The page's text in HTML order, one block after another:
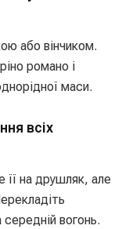
або вінчиком.
романо і
маси.
всіх
її на друшляк, але
вогонь.